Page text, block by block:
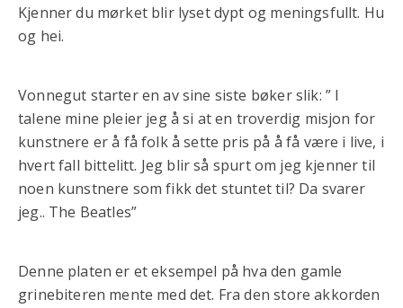
Kjenner du mørket blir lyset dypt og meningsfullt. Hu
og hei.
Vonnegut starter en av sine siste bøker slik: ” I
talene mine pleier jeg å si at en troverdig misjon for
kunstnere er å få folk å sette pris på å få være i live, i
hvert fall bittelitt. Jeg blir så spurt om jeg kjenner til
noen kunstnere som fikk det stuntet til? Da svarer
jeg.. The Beatles”
Denne platen er et eksempel på hva den gamle
grinebiteren mente med det. Fra den store akkorden